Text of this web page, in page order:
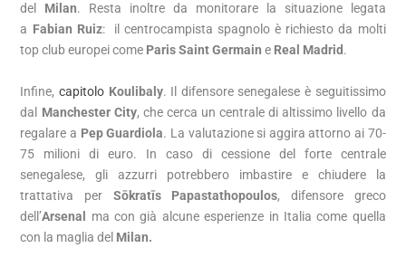
del Milan. Resta inoltre da monitorare la situazione legata
a Fabian Ruiz: il centrocampista spagnolo è richiesto da molti
top club europei come Paris Saint Germain e Real Madrid .
Infine,capitolo Koulibaly. Il difensore senegalese è seguitissimo
dal Manchester City, che cerca un centrale di altissimo livello da
regalare a Pep Guardiola. La valutazione si aggira attorno ai 70-
75 milioni di euro. In caso di cessione del forte centrale
senegalese, gli azzurri potrebbero imbastire e chiudere la
trattativa per Sōkratīs Papastathopoulos, difensore greco
dell’Arsenal ma con già alcune esperienze in Italia come quella
con la maglia del Milan.